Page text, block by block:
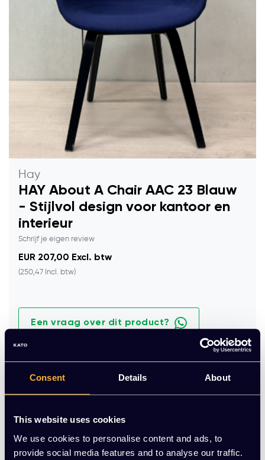
Consent Details About
This website uses cookies
We use cookies to personalise content and ads, to
provide social media features and to analyse our traffic.
Hay
HAY About A Chair AAC 23 Blauw
- Stijlvol design voor kantoor en
interieur
Schrijf je eigen review
EUR 207,00 Excl. btw
(250,47 Incl. btw)
Een vraag over dit product?
HAY AAC 23 stoel, gestoffeerd in blauw met zwarte houten
Op voorraad
Aantal - +